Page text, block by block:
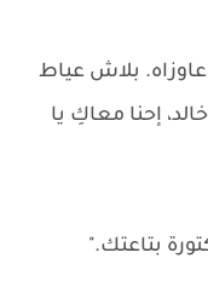
بلاش عياط
إحنا معاكِ يا
بتاعتك."